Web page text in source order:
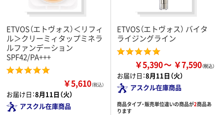
ETVOS（エトヴォス）＜リフィ
ル＞クリーミィタップミネラ
ルファンデーション
SPF42/PA+++
￥5,610（税込）
お届け日：8月11日（火）
アスクル在庫商品
ETVOS（エトヴォス） バイタ
ライジングライン
￥5,390 ￥7,590
お届け日：8月11日（火）
アスクル在庫商品
商品タイプ・販売単位違いの商品が2商品あ
ります